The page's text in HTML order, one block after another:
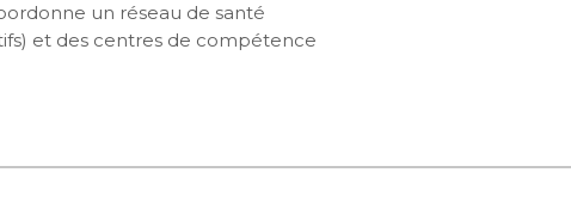
un réseau de santé
et des centres de compétence